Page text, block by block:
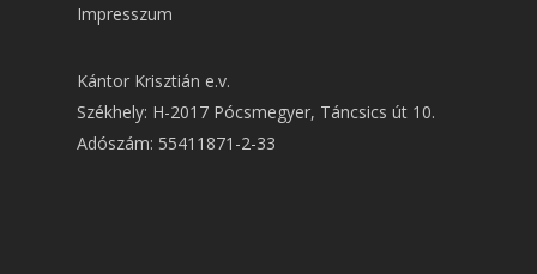
Impresszum
Kántor Krisztián e.v.
Székhely: H-2017 Pócsmegyer, Táncsics út 10.
Adószám: 55411871-2-33